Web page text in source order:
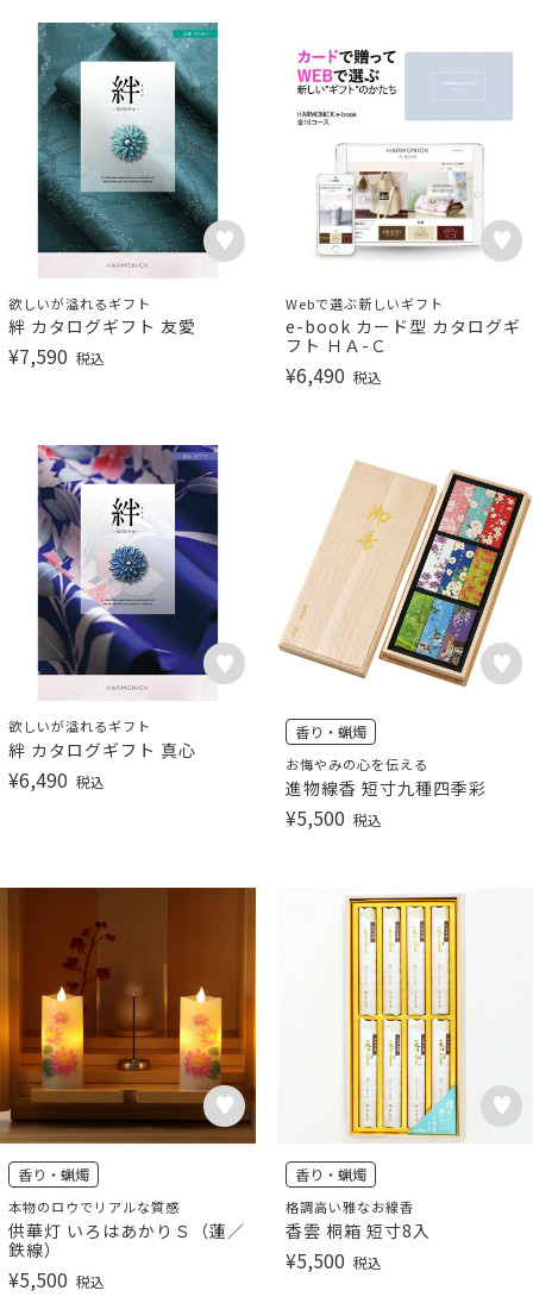
欲しいが溢れるギフト
絆 カタログギフト 友愛
¥7,590 税込
Webで選ぶ新しいギフト
e-book カード型 カタログギ
フト ＨＡ-Ｃ
¥6,490 税込
欲しいが溢れるギフト
絆 カタログギフト 真心
¥6,490 税込
香り・蝋燭
お悔やみの心を伝える
進物線香 短寸九種四季彩
¥5,500 税込
香り・蝋燭
本物のロウでリアルな質感
供華灯 いろはあかりＳ（蓮／
鉄線）
¥5,500 税込
香り・蝋燭
格調高い雅なお線香
香雲 桐箱 短寸8入
¥5,500 税込